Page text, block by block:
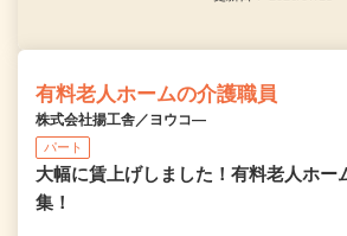
有料老人ホームの介護職員
株式会社揚工舎／ヨウコ―
パート
大幅に賃上げしました！有料老人ホー
集！